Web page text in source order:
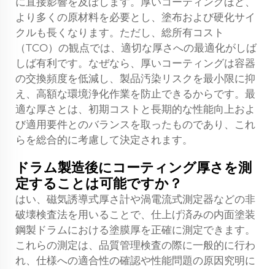
より多くの原材料を必要とし、塗布および硬化サイ
クルも長くなります。ただし、総所有コスト
（TCO）の観点では、適切な厚さへの最適化がしば
しば有利です。なぜなら、厚いコーティングは容器
の交換頻度を低減し、製品汚染リスクを最小限に抑
え、高額な環境浄化作業を防止できるからです。最
適な厚さとは、初期コストと長期的な性能向上およ
び適用要件とのバランスを取ったものであり、これ
らを総合的に考慮して決定されます。
ドラム製造後にコーティング厚さを測
定することは可能ですか？
はい、磁気誘導式厚さ計や渦電流式測定器などの非
破壊検査法を用いることで、仕上げ済みの内面塗装
鋼製ドラムにおける塗膜厚を正確に測定できます。
これらの測定は、品質管理検査の際に一般的に行わ
れ、仕様への適合性の確認や性能問題の原因究明に